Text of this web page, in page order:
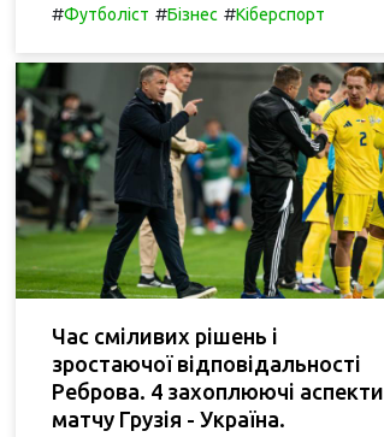
#Футболіст #Бізнес #Кіберспорт
Час сміливих рішень і
зростаючої відповідальності
Реброва. 4 захоплюючі аспекти
матчу Грузія - Україна.